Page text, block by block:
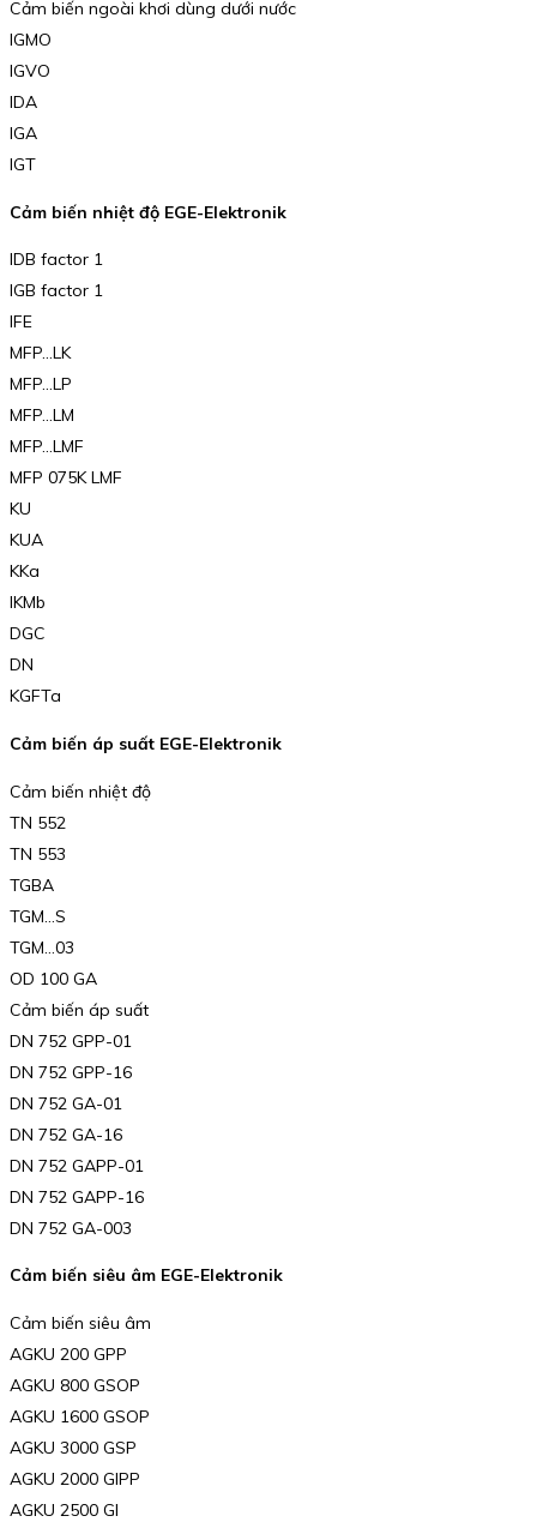
Cảm biến ngoài khơi dùng dưới nước
IGMO
IGVO
IDA
IGA
IGT
Cảm biến nhiệt độ EGE-Elektronik
IDB factor 1
IGB factor 1
IFE
MFP…LK
MFP…LP
MFP…LM
MFP…LMF
MFP 075K LMF
KU
KUA
KKa
IKMb
DGC
DN
KGFTa
Cảm biến áp suất EGE-Elektronik
Cảm biến nhiệt độ
TN 552
TN 553
TGBA
TGM…S
TGM…03
OD 100 GA
Cảm biến áp suất
DN 752 GPP-01
DN 752 GPP-16
DN 752 GA-01
DN 752 GA-16
DN 752 GAPP-01
DN 752 GAPP-16
DN 752 GA-003
Cảm biến siêu âm EGE-Elektronik
Cảm biến siêu âm
AGKU 200 GPP
AGKU 800 GSOP
AGKU 1600 GSOP
AGKU 3000 GSP
AGKU 2000 GIPP
AGKU 2500 GI